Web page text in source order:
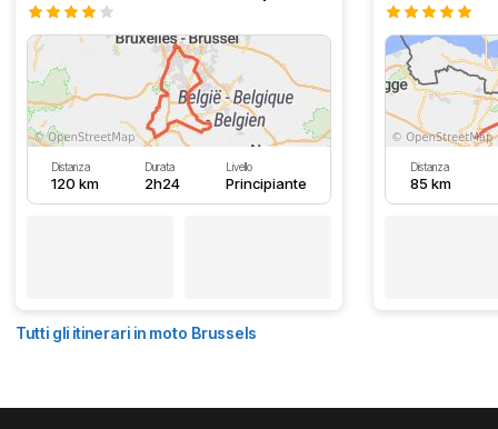
Distanza
120 km
Durata
2h24
Livello
Principiante
Distanza
85 km
Tutti gli itinerari in moto Brussels